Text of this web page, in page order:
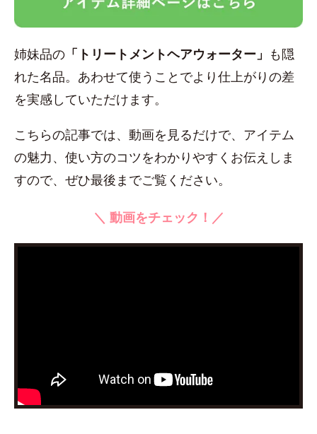
姉妹品の 「トリートメントヘアウォーター」 も隠
れた名品。あわせて使うことでより仕上がりの差
を実感していただけます。
こちらの記事では、動画を見るだけで、アイテム
の魅力、使い方のコツをわかりやすくお伝えしま
すので、ぜひ最後までご覧ください。
＼ 動画をチェック！／